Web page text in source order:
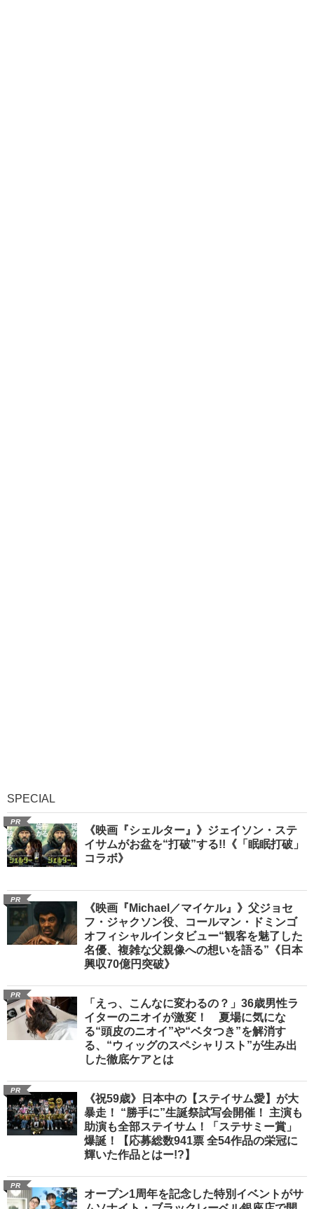
SPECIAL
PR
《映画『シェルター』》ジェイソン・ステ
イサムがお盆を“打破”する!!《「眠眠打破」
コラボ》
PR
《映画『Michael／マイケル』》父ジョセ
フ・ジャクソン役、コールマン・ドミンゴ
オフィシャルインタビュー“観客を魅了した
名優、複雑な父親像への想いを語る”《日本
興収70億円突破》
PR
「えっ、こんなに変わるの？」36歳男性ラ
イターのニオイが激変！ 夏場に気にな
る“頭皮のニオイ”や“ベタつき”を解消す
る、“ウィッグのスペシャリスト”が生み出
した徹底ケアとは
PR
《祝59歳》日本中の【ステイサム愛】が大
暴走！ “勝手に”生誕祭試写会開催！ 主演も
助演も全部ステイサム！「ステサミー賞」
爆誕！【応募総数941票 全54作品の栄冠に
輝いた作品とはー!?】
PR
オープン1周年を記念した特別イベントがサ